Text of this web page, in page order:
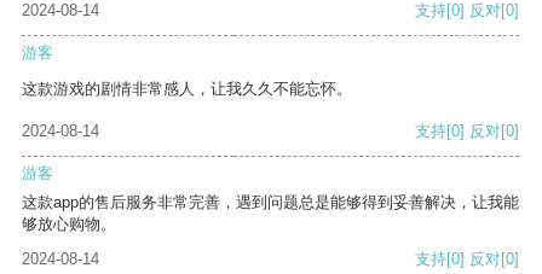
2024-08-14
支持[0] 反对[0]
游客
这款游戏的剧情非常感人，让我久久不能忘怀。
2024-08-14 支持[0] 反对[0]
游客
这款app的售后服务非常完善，遇到问题总是能够得到妥善解决，让我能
够放心购物。
2024-08-14
支持[0] 反对[0]